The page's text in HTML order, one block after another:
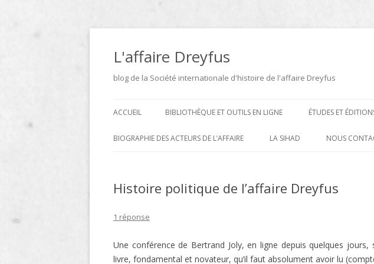
Aller
contenu
L'affaire Dreyfus
blog de la Société internationale d'histoire de l'affaire Dreyfus
ACCUEIL BIBLIOTHÈQUE ET OUTILS EN LIGNE
ARCHIVES
BIOGRAPHIES, ESSAIS,
ICONOTHÈQUE
CARTES POSTALES ET
L’AFFAIRE DREYFUS AU
PARLEMENTAIRES FRANÇAIS DE
1889 À 1940 DE JEAN JOLLY EN
ÉTUDES ET
ÉDITIONS DE
BIOGRAPHIE DES ACTEURS DE L’AFFAIRE
DREYFUS
LA SIHAD NOUS
Histoire politique de l’affaire Dreyfus
1 réponse
Une conférence de Bertrand Joly, en ligne depuis quelques
livre, fondamental et novateur, qu’il faut absolument avoir lu